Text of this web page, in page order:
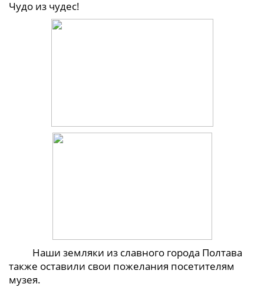
Чудо из чудес!
Наши земляки из славного города Полтава
также оставили свои пожелания посетителям
музея.